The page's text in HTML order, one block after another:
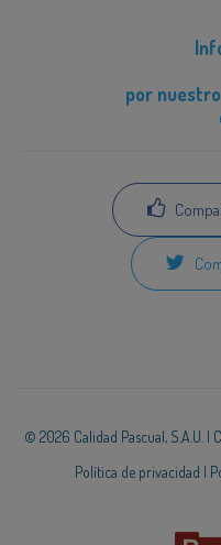
por
© 2026 Calidad Pascual, S.A.U. |
Política de privacidad |